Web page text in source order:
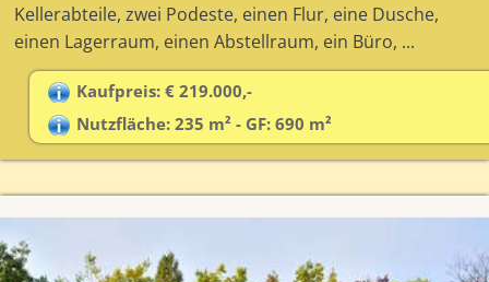
Kellerabteile, zwei Podeste, einen Flur, eine Dusche,
einen Lagerraum, einen Abstellraum, ein Büro, ...
Kaufpreis: € 219.000,-
Nutzfläche: 235 m² - GF: 690 m²